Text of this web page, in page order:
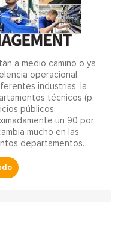
a medio camino o ya
operacional.
industrias, la
técnicos (p.
públicos,
un 90 por
mucho en las
departamentos.